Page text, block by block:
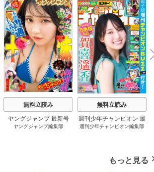
無料立読み
ヤングジャンプ 最新号
ヤングジャンプ編集部
無料立読み
週刊少年チャンピオン 最
新号
週刊少年チャンピオン編集部
N
e
x
t
もっと見る